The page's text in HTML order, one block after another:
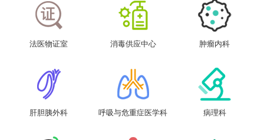
法医物证室 消毒供应中心 肿瘤内科
肝胆胰外科 呼吸与危重症医学科 病理科